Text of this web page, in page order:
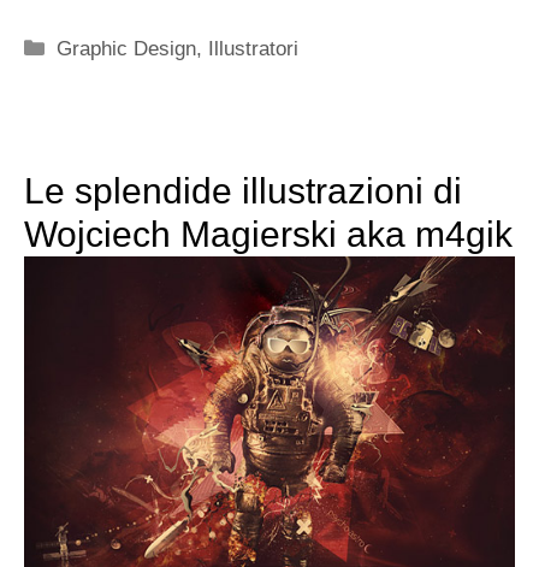
Categorie
Graphic Design, Illustratori
Le splendide illustrazioni di
Wojciech Magierski aka m4gik